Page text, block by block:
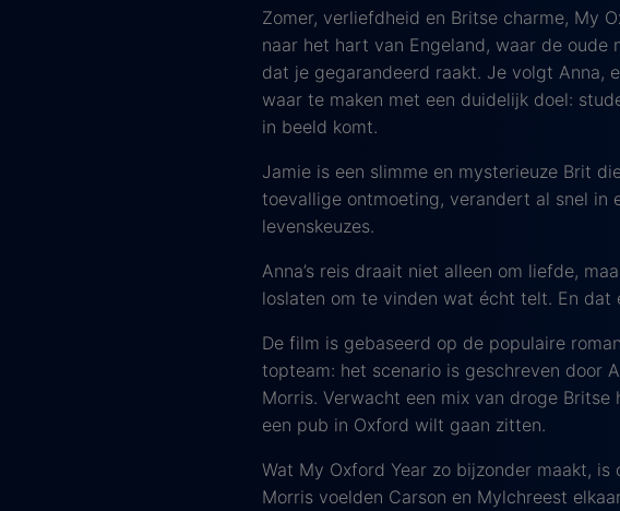
Zomer, verliefdheid en Britse charme, My
naar het hart van Engeland, waar de
dat je gegarandeerd raakt. Je volgt Anna,
waar te maken met een duidelijk doel:
in beeld komt.
Jamie is een slimme en mysterieuze Brit
toevallige ontmoeting, verandert al snel in
levenskeuzes.
Anna’s reis draait niet alleen om liefde,
loslaten om te vinden wat écht telt. En
De film is gebaseerd op de populaire
topteam: het scenario is geschreven door
Morris. Verwacht een mix van droge
een pub in Oxford wilt gaan zitten.
Wat My Oxford Year zo bijzonder maakt,
Morris voelden Carson en Mylchreest